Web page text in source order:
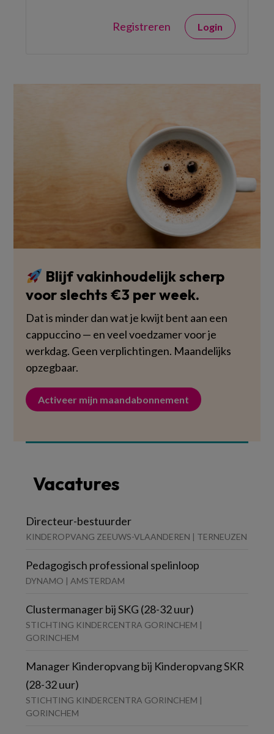
Registreren Login
Blijf vakinhoudelijk scherp
voor slechts €3 per week.
Dat is minder dan wat je kwijt bent aan een
cappuccino — en veel voedzamer voor je
werkdag. Geen verplichtingen. Maandelijks
opzegbaar.
Activeer mijn maandabonnement
Vacatures
Directeur-bestuurder
KINDEROPVANG ZEEUWS-VLAANDEREN | TERNEUZEN
Pedagogisch professional spelinloop
DYNAMO | AMSTERDAM
Clustermanager bij SKG (28-32 uur)
STICHTING KINDERCENTRA GORINCHEM |
GORINCHEM
Manager Kinderopvang bij Kinderopvang SKR
(28-32 uur)
STICHTING KINDERCENTRA GORINCHEM |
GORINCHEM